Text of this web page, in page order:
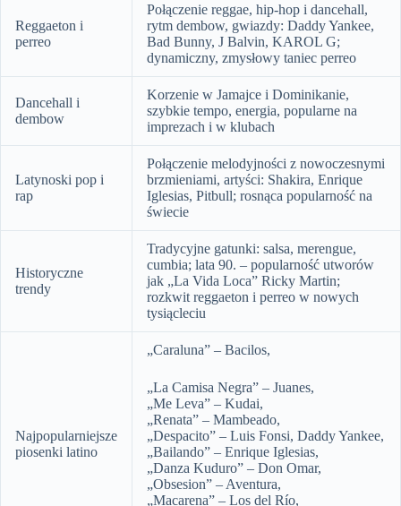
Reggaeton i
perreo
Połączenie reggae, hip-hop i dancehall,
rytm dembow, gwiazdy: Daddy Yankee,
Bad Bunny, J Balvin, KAROL G;
dynamiczny, zmysłowy taniec perreo
Dancehall i
dembow
Korzenie w Jamajce i Dominikanie,
szybkie tempo, energia, popularne na
imprezach i w klubach
Latynoski pop i
rap
Połączenie melodyjności z nowoczesnymi
brzmieniami, artyści: Shakira, Enrique
Iglesias, Pitbull; rosnąca popularność na
świecie
Historyczne
trendy
Tradycyjne gatunki: salsa, merengue,
cumbia; lata 90. – popularność utworów
jak „La Vida Loca” Ricky Martin;
rozkwit reggaeton i perreo w nowych
tysiącleciu
Najpopularniejsze
piosenki latino
„Caraluna” – Bacilos,
„La Camisa Negra” – Juanes,
„Me Leva” – Kudai,
„Renata” – Mambeado,
„Despacito” – Luis Fonsi, Daddy Yankee,
„Bailando” – Enrique Iglesias,
„Danza Kuduro” – Don Omar,
„Obsesion” – Aventura,
„Macarena” – Los del Río,